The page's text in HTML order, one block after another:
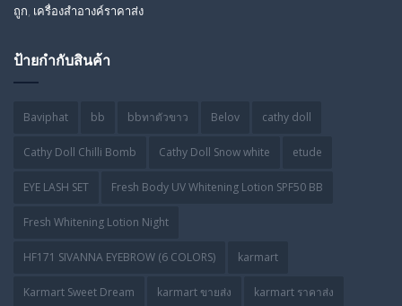
ถูก, เครื่องสำอางค์ราคาส่ง
ป้ายกำกับสินค้า
Baviphat bb bbทาตัวขาว Belov cathy doll
Cathy Doll Chilli Bomb Cathy Doll Snow white etude
EYE LASH SET Fresh Body UV Whitening Lotion SPF50 BB
Fresh Whitening Lotion Night
HF171 SIVANNA EYEBROW (6 COLORS) karmart
Karmart Sweet Dream karmart ขายส่ง karmart ราคาส่ง